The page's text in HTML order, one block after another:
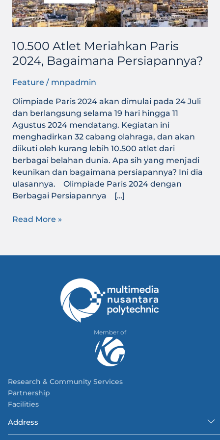
10.500 Atlet Meriahkan Paris
2024, Bagaimana Persiapannya?
Feature / mnpadmin
Olimpiade Paris 2024 akan dimulai pada 24 Juli
dan berlangsung selama 19 hari hingga 11
Agustus 2024 mendatang. Kegiatan ini
menghadirkan 32 cabang olahraga, dan akan
diikuti oleh kurang lebih 10.500 atlet dari
berbagai belahan dunia. Apa sih yang menjadi
keunikan dan bagaimana persiapannya? Ini dia
ulasannya. Olimpiade Paris 2024 dengan
Berbagai Persiapannya […]
Read More »
Member of
Research & Community Services
Partnership
Facilities
Address